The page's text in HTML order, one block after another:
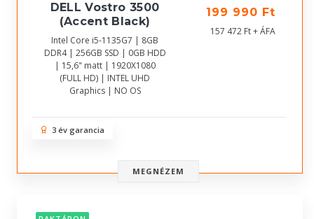
DELL Vostro 3500
(Accent Black)
Intel Core i5-1135G7 | 8GB
DDR4 | 256GB SSD | 0GB HDD
| 15,6" matt | 1920X1080
(FULL HD) | INTEL UHD
Graphics | NO OS
199 990 Ft
157 472 Ft + ÁFA
3 év garancia
MEGNÉZEM